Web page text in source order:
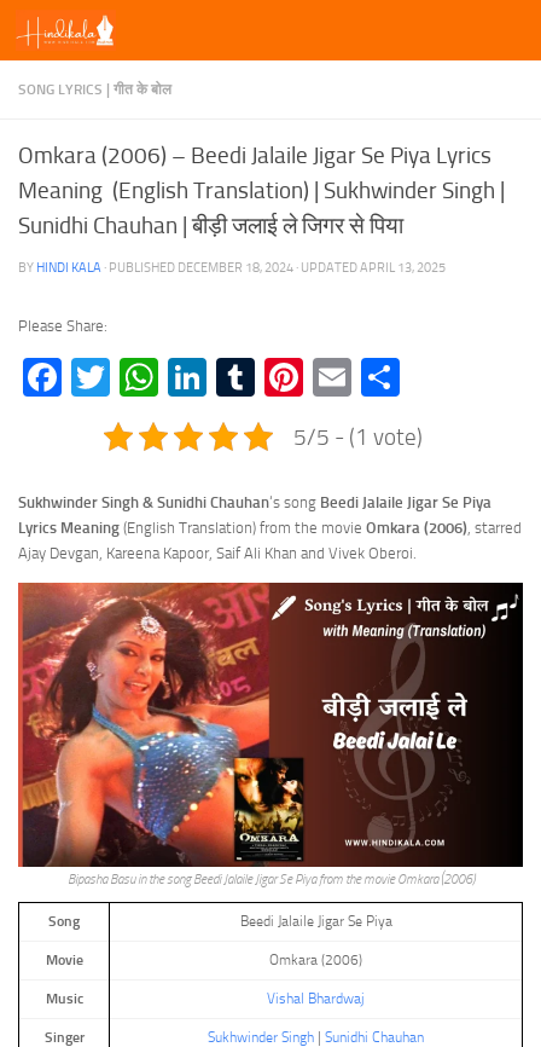
Skip to content
SONG LYRICS | गीत के बोल
Omkara (2006) – Beedi Jalaile Jigar Se Piya Lyrics
Meaning (English Translation) | Sukhwinder Singh |
Sunidhi Chauhan | बीड़ी जलाई ले जिगर से पिया
BY HINDI KALA · PUBLISHED DECEMBER 18, 2024 · UPDATEDAPRIL 13, 2025
Please Share:
Facebook
TwitterWhatsApp
LinkedIn
TumblrPinterest
Email
5/5 - (1 vote)
Sukhwinder Singh & Sunidhi Chauhan‘s song Beedi Jalaile Jigar Se Piya
Lyrics Meaning (English Translation) from the movie Omkara (2006), starred
Ajay Devgan, Kareena Kapoor, Saif Ali Khan and Vivek Oberoi.
Bipasha Basu in the song Beedi Jalaile Jigar Se Piya from the movie Omkara (2006)
Song Beedi Jalaile Jigar Se Piya
Movie Omkara (2006)
Music Vishal Bhardwaj
Singer Sukhwinder Singh | Sunidhi Chauhan